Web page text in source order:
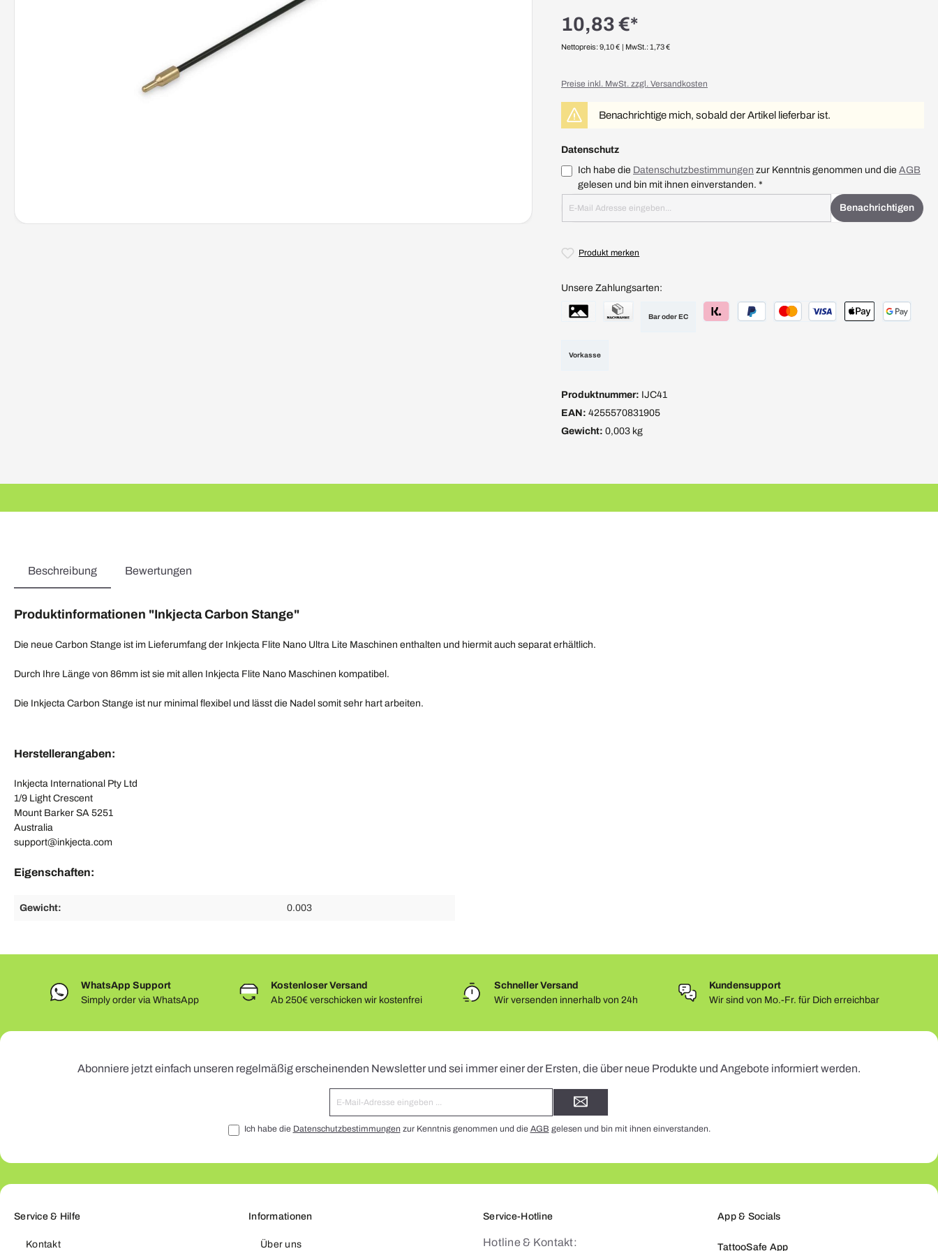
10,83 €*
Nettopreis: 9,10 € | MwSt.: 1,73 €
Preise inkl. MwSt. zzgl. Versandkosten
Benachrichtige mich, sobald der Artikel lieferbar ist.
Datenschutz
Ich habe die Datenschutzbestimmungen zur Kenntnis genommen und die AGB
gelesen und bin mit ihnen einverstanden. *
Benachrichtigen
Produkt merken
Unsere Zahlungsarten:
Vorkasse
Bar oder EC
Produktnummer: IJC41
EAN: 4255570831905
Gewicht: 0,003 kg
Beschreibung Bewertungen
Produktinformationen "Inkjecta Carbon Stange"
Die neue Carbon Stange ist im Lieferumfang der Inkjecta Flite Nano Ultra Lite Maschinen enthalten und hiermit auch separat erhältlich.
Durch Ihre Länge von 86mm ist sie mit allen Inkjecta Flite Nano Maschinen kompatibel.
Die Inkjecta Carbon Stange ist nur minimal flexibel und lässt die Nadel somit sehr hart arbeiten.
Herstellerangaben:
Inkjecta International Pty Ltd
1/9 Light Crescent
Mount Barker SA 5251
Australia
support@inkjecta.com
Eigenschaften:
Gewicht: 0.003
WhatsApp Support
Simply order via WhatsApp
Kostenloser Versand
Ab 250€ verschicken wir kostenfrei
Schneller Versand
Wir versenden innerhalb von 24h
Kundensupport
Wir sind von Mo.-Fr. für Dich erreichbar
Abonniere jetzt einfach unseren regelmäßig erscheinenden Newsletter und sei immer einer der Ersten, die über neue Produkte und Angebote informiert werden.
Ich habe die Datenschutzbestimmungen zur Kenntnis genommen und die AGB gelesen und bin mit ihnen einverstanden.
App & Socials
TattooSafe App
Service & Hilfe
Kontakt
Informationen
Über uns
Service-Hotline
Hotline & Kontakt: